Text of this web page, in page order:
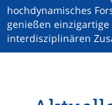
hochdynamisches
genießen
interdisziplinären